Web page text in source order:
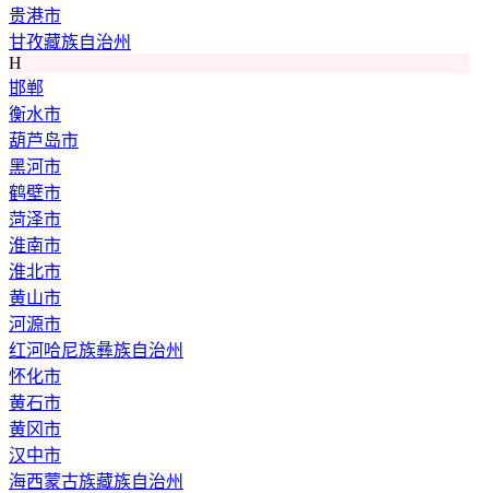
贵港市
甘孜藏族自治州
H
邯郸
衡水市
葫芦岛市
黑河市
鹤壁市
菏泽市
淮南市
淮北市
黄山市
河源市
红河哈尼族彝族自治州
怀化市
黄石市
黄冈市
汉中市
海西蒙古族藏族自治州